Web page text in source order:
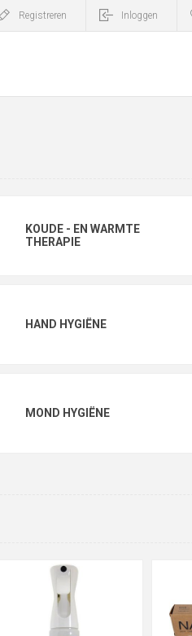
Registreren Inloggen
KOUDE - EN WARMTE
THERAPIE
HAND HYGIËNE
MOND HYGIËNE